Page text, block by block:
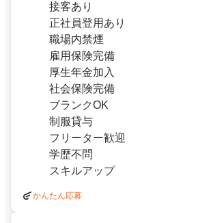
接客あり
正社員登用あり
職場内禁煙
雇用保険完備
厚生年金加入
社会保険完備
ブランクOK
制服貸与
フリーター歓迎
学歴不問
スキルアップ
かんたん応募